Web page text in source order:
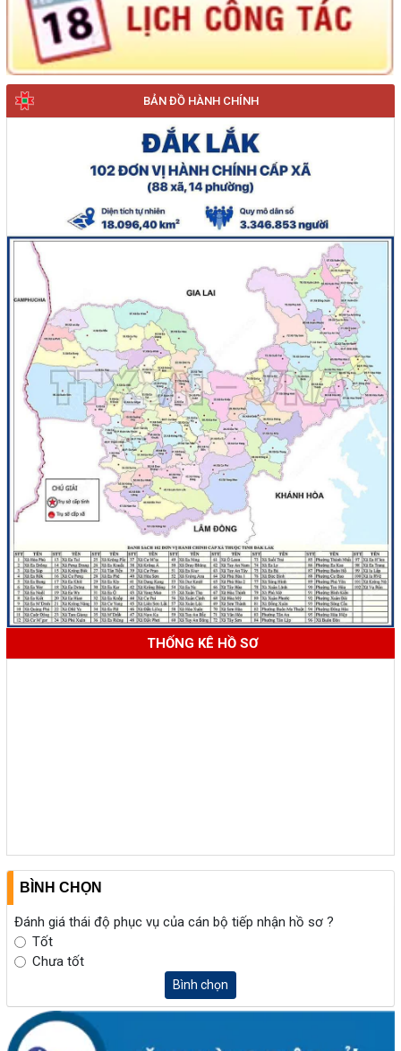
BẢN ĐỒ HÀNH CHÍNH
THỐNG KÊ HỒ SƠ
BÌNH CHỌN
Đánh giá thái độ phục vụ của cán bộ tiếp nhận hồ sơ ?
Tốt
Chưa tốt
Bình chọn